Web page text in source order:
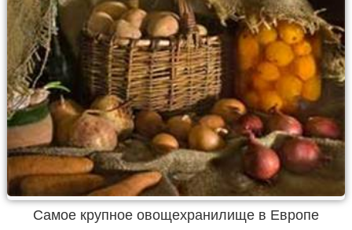
Самое крупное овощехранилище в Европе